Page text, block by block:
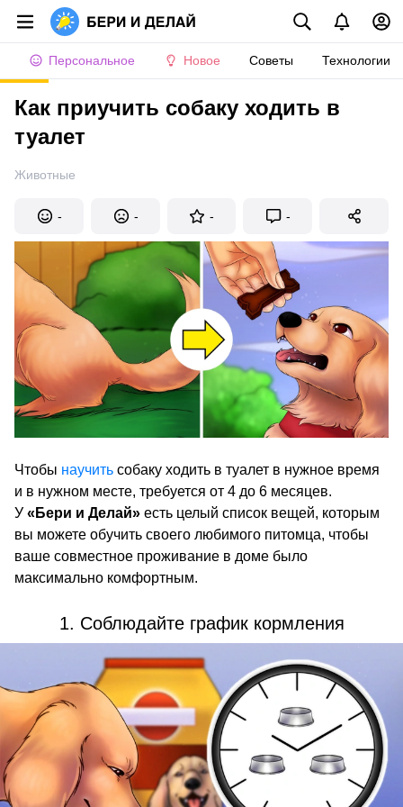
Персональное Новое Советы Технологии
Как приучить собаку ходить в
туалет
Животные
- - - -
Чтобы научить собаку ходить в туалет в нужное время
и в нужном месте, требуется от 4 до 6 месяцев.
У «Бери и Делай» есть целый список вещей, которым
вы можете обучить своего любимого питомца, чтобы
ваше совместное проживание в доме было
максимально комфортным.
1. Соблюдайте график кормления